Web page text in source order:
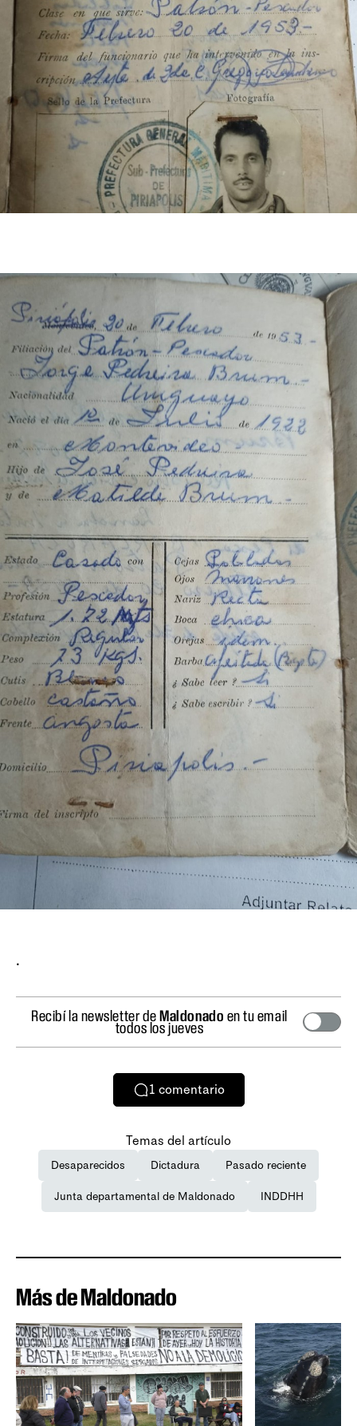
.
Recibí la newsletter deMaldonado en tu email
todos los jueves
1 comentario
Temas del artículo
Desaparecidos Dictadura Pasado reciente
Junta departamental de Maldonado INDDHH
Más de Maldonado